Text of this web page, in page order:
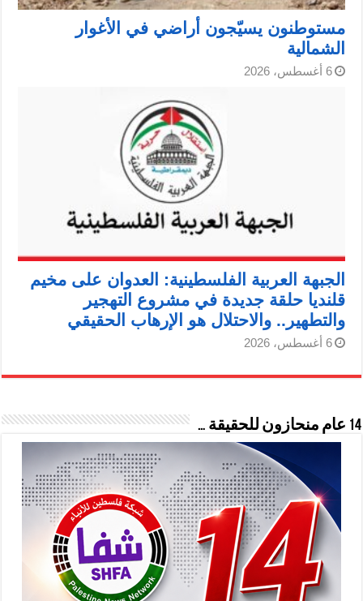
مستوطنون يسيّجون أراضي في الأغوار
الشمالية
6 أغسطس، 2026
الجبهة العربية الفلسطينية: العدوان على مخيم
قلنديا حلقة جديدة في مشروع التهجير
والتطهير.. والاحتلال هو الإرهاب الحقيقي
6 أغسطس، 2026
14 عام منحازون للحقيقة …